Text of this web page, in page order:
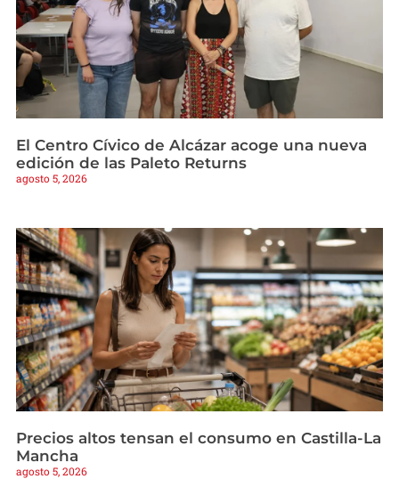
El Centro Cívico de Alcázar acoge una nueva
edición de las Paleto Returns
agosto 5, 2026
Precios altos tensan el consumo en Castilla-La
Mancha
agosto 5, 2026